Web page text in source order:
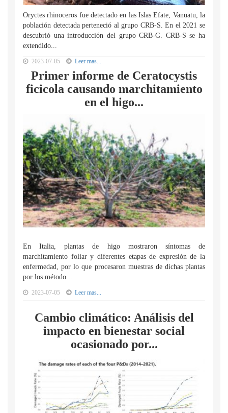
Oryctes rhinoceros fue detectado en las Islas Efate, Vanuatu, la
población detectada perteneció al grupo CRB-S. En el 2021 se
descubrió una introducción del grupo CRB-G. CRB-S se ha
extendido...
2023-07-05 Leer mas...
Primer informe de Ceratocystis
ficicola causando marchitamiento
en el higo...
En Italia, plantas de higo mostraron síntomas de
marchitamiento foliar y diferentes etapas de expresión de la
enfermedad, por lo que procesaron muestras de dichas plantas
por los método...
2023-07-05 Leer mas...
Cambio climático: Análisis del
impacto en bienestar social
ocasionado por...